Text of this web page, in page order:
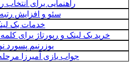
راهنمایی برای انتخاب
سئو و افزایش
خدمات بک
خرید بک لینک و رپورتاژ برای
یوزرنیم پسورد نود
جواب بازی آمیرزا مرحله ۸۰۰ تا